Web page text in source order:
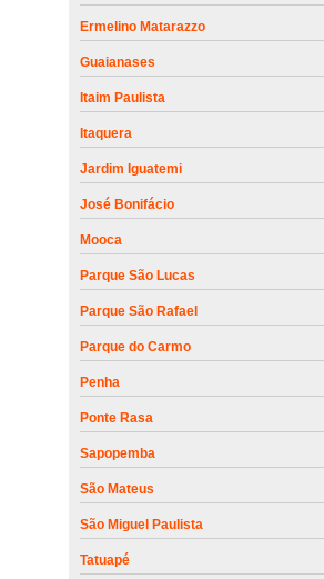
Ermelino Matarazzo
Guaianases
Itaim Paulista
Itaquera
Jardim Iguatemi
José Bonifácio
Mooca
Parque São Lucas
Parque São Rafael
Parque do Carmo
Penha
Ponte Rasa
Sapopemba
São Mateus
São Miguel Paulista
Tatuapé